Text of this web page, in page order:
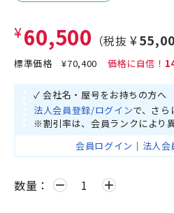
¥60,500 （税抜
標準価格¥70,400
✓ 会社名・屋号をお持ちの方へ
法人会員登録/ログインで、さ
※割引率は、会員ランクにより異
会員ログイン ｜ 法人会
数量： remove add